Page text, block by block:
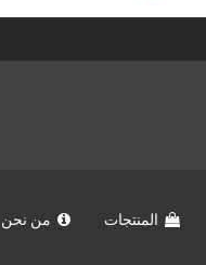
المنتجات من نحن